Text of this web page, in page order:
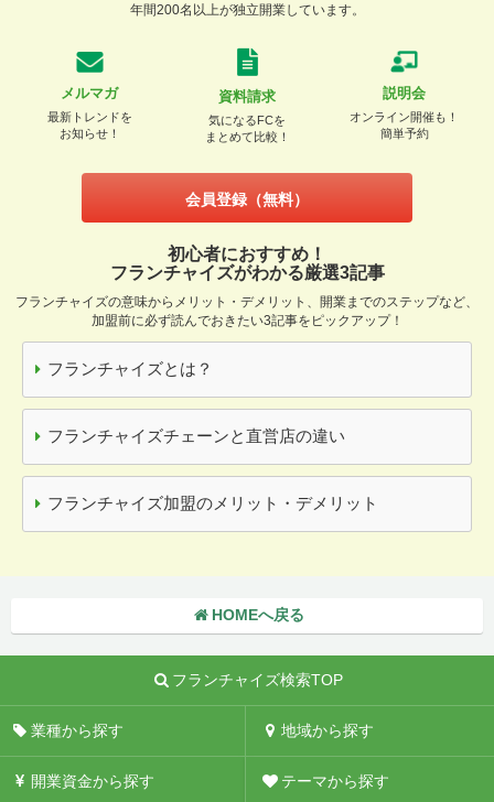
年間200名以上が独立開業しています。
メルマガ
最新トレンドを
お知らせ！
資料請求
気になるFCを
まとめて比較！
説明会
オンライン開催も！
簡単予約
会員登録（無料）
初心者におすすめ！
フランチャイズがわかる厳選3記事
フランチャイズの意味からメリット・デメリット、開業までのステップなど、
加盟前に必ず読んでおきたい3記事をピックアップ！
フランチャイズとは？
フランチャイズチェーンと直営店の違い
フランチャイズ加盟のメリット・デメリット
HOMEへ戻る
フランチャイズ検索TOP
業種から探す 地域から探す
開業資金から探す テーマから探す